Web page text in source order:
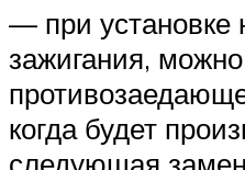
— при установке
зажигания,
когда будет